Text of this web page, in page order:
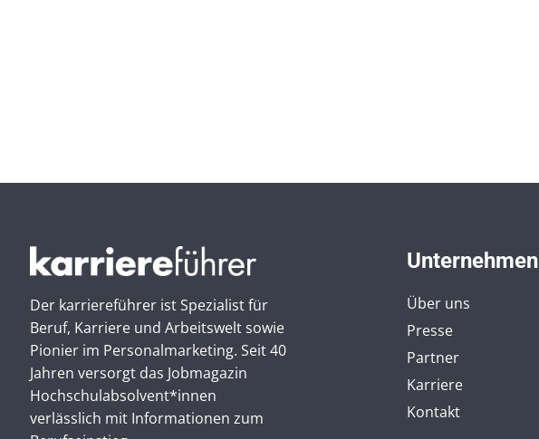
Der karriereführer ist Spezialist für
Beruf, Karriere und Arbeitswelt sowie
Pionier im Personal­marketing. Seit 40
Jahren versorgt das Jobmagazin
Hochschul­absolvent*innen
verlässlich mit Informationen zum
Unternehmen
Über uns
Presse
Partner
Karriere
Kontakt